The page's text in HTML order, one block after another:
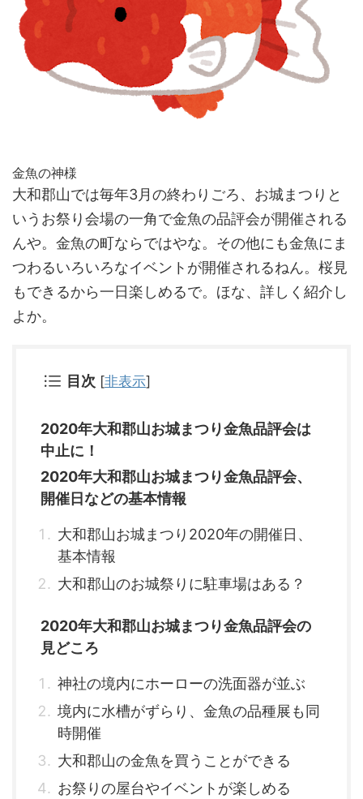
金魚の神様
大和郡山では毎年3月の終わりごろ、お城まつりと
いうお祭り会場の一角で金魚の品評会が開催される
んや。金魚の町ならではやな。その他にも金魚にま
つわるいろいろなイベントが開催されるねん。桜見
もできるから一日楽しめるで。ほな、詳しく紹介し
よか。
目次 [非表示]
2020年大和郡山お城まつり金魚品評会は
中止に！
2020年大和郡山お城まつり金魚品評会、
開催日などの基本情報
大和郡山お城まつり2020年の開催日、
基本情報
大和郡山のお城祭りに駐車場はある？
2020年大和郡山お城まつり金魚品評会の
見どころ
神社の境内にホーローの洗面器が並ぶ
境内に水槽がずらり、金魚の品種展も同
時開催
大和郡山の金魚を買うことができる
お祭りの屋台やイベントが楽しめる